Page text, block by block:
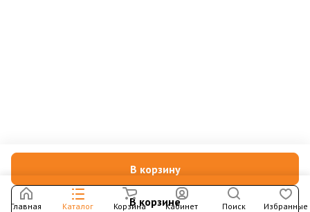
В корзину
В корзине
Главная Каталог Корзина Кабинет Поиск Избранные